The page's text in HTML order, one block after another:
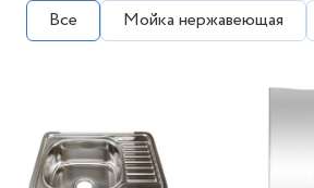
Все Мойка нержавеющая